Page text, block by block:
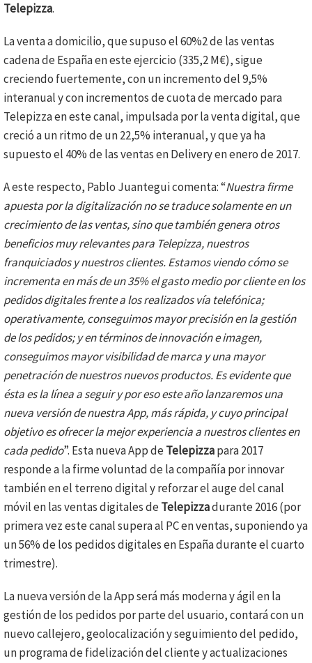
Telepizza.
La venta a domicilio, que supuso el 60%2 de las ventas
cadena de España en este ejercicio (335,2 M€), sigue
creciendo fuertemente, con un incremento del 9,5%
interanual y con incrementos de cuota de mercado para
Telepizza en este canal, impulsada por la venta digital, que
creció a un ritmo de un 22,5% interanual, y que ya ha
supuesto el 40% de las ventas en Delivery en enero de 2017.
A este respecto, Pablo Juantegui comenta: “Nuestra firme
apuesta por la digitalización no se traduce solamente en un
crecimiento de las ventas, sino que también genera otros
beneficios muy relevantes para Telepizza, nuestros
franquiciados y nuestros clientes. Estamos viendo cómo se
incrementa en más de un 35% el gasto medio por cliente en los
pedidos digitales frente a los realizados vía telefónica;
operativamente, conseguimos mayor precisión en la gestión
de los pedidos; y en términos de innovación e imagen,
conseguimos mayor visibilidad de marca y una mayor
penetración de nuestros nuevos productos. Es evidente que
ésta es la línea a seguir y por eso este año lanzaremos una
nueva versión de nuestra App, más rápida, y cuyo principal
objetivo es ofrecer la mejor experiencia a nuestros clientes en
cada pedido”. Esta nueva App deTelepizzapara 2017
responde a la firme voluntad de la compañía por innovar
también en el terreno digital y reforzar el auge del canal
móvil en las ventas digitales deTelepizzadurante 2016 (por
primera vez este canal supera al PC en ventas, suponiendo ya
un 56% de los pedidos digitales en España durante el cuarto
trimestre).
La nueva versión de la App será más moderna y ágil en la
gestión de los pedidos por parte del usuario, contará con un
nuevo callejero, geolocalización y seguimiento del pedido,
un programa de fidelización del cliente y actualizaciones